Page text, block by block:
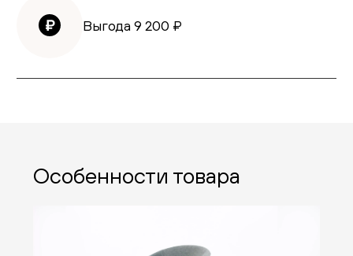
Выгода 9 200 ₽
Особенности товара